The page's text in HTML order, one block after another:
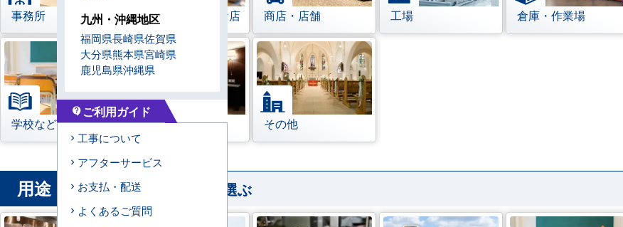
事務所 レストラン・飲食店 商店・店舗 工場 倉庫・作業場
学校などの教育機関 宿泊施設 その他
用途 から業務用エアコンを選ぶ
九州・沖縄地区
福岡県長崎県佐賀県
大分県熊本県宮崎県
鹿児島県沖縄県
contact_support ご利用ガイド
工事について
アフターサービス
お支払・配送
よくあるご質問